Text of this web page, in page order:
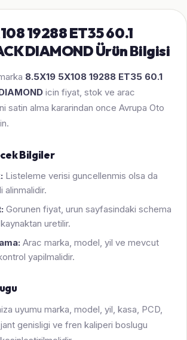
19288 ET35 60.1
DIAMOND Ürün Bilgisi
8.5X19 5X108 19288 ET35 60.1
icin fiyat, stok ve arac
satin alma kararindan once Avrupa Oto
Bilgiler
Listeleme verisi guncellenmis olsa da
alinmalidir.
Gorunen fiyat, urun sayfasindaki schema
uretilir.
Arac marka, model, yil ve mevcut
yapilmalidir.
uyumu marka, model, yil, kasa, PCD,
genisligi ve fren kaliperi boslugu